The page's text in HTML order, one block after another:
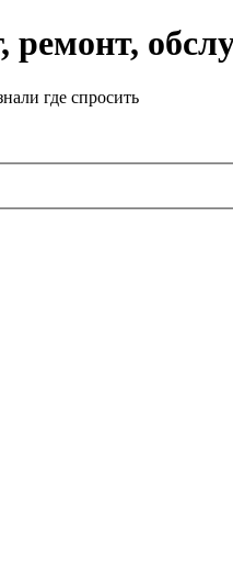
где спросить